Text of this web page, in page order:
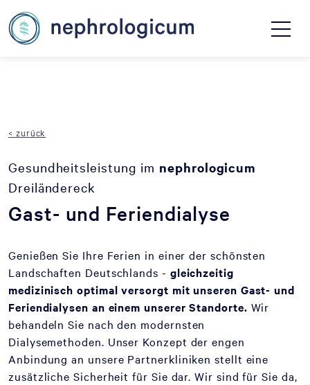
< zurück
Gesundheitsleistung im nephrologicum
Dreiländereck
Gast- und Feriendialyse
Genießen Sie Ihre Ferien in einer der schönsten
Landschaften Deutschlands - gleichzeitig
medizinisch optimal versorgt mit unseren Gast- und
Feriendialysen an einem unserer Standorte. Wir
behandeln Sie nach den modernsten
Dialysemethoden. Unser Konzept der engen
Anbindung an unsere Partnerkliniken stellt eine
zusätzliche Sicherheit für Sie dar. Wir sind für Sie da,